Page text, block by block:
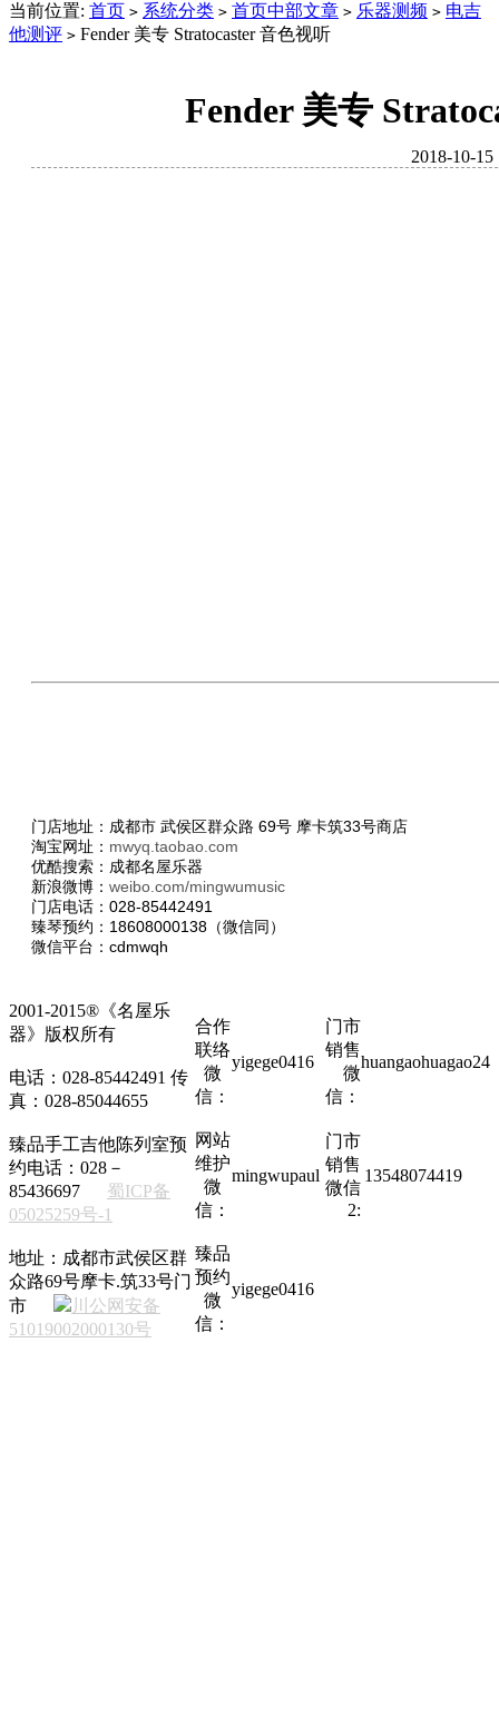
当前位置: 首页 > 系统分类 > 首页中部文章 > 乐器测频 > 电吉
他测评 > Fender 美专 Stratocaster 音色视听
Fender 美专
2018-10-15
门店地址：成都市 武侯区群众路 69号 摩卡筑33号商店
淘宝网址： mwyq.taobao.com
优酷搜索：成都名屋乐器
新浪微博： weibo.com/mingwumusic
门店电话：028-85442491
臻琴预约：18608000138（微信同）
微信平台：cdmwqh
2001-2015®《名屋乐
器》版权所有
电话：028-85442491 传
真：028-85044655
臻品手工吉他陈列室预
约电话：028－
85436697 蜀ICP备
05025259号-1
地址：成都市武侯区群
众路69号摩卡.筑33号门
市
川公网安备
51019002000130号
合作
联络
微
信：
yigege0416
门市
销售
微
信：
huangaohuagao24
网站
维护
微
信：
mingwupaul
门市
销售
微信
2:
13548074419
臻品
预约
微
信：
yigege0416